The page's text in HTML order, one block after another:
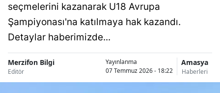
seçmelerini kazanarak U18 Avrupa
Şampiyonası'na katılmaya hak kazandı.
Detaylar haberimizde...
Merzifon Bilgi
Editör
Yayınlanma
07 Temmuz 2026 - 18:22
Amasya
Haberleri